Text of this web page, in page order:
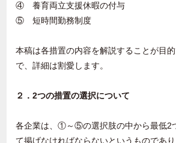
④ 養育両立支援休暇の付与
⑤ 短時間勤務制度
本稿は各措置の内容を解説することが目
で、詳細は割愛します。
２．2つの措置の選択について
各企業は、①～⑤の選択肢の中から最低2
て掲げなければならないというものであ